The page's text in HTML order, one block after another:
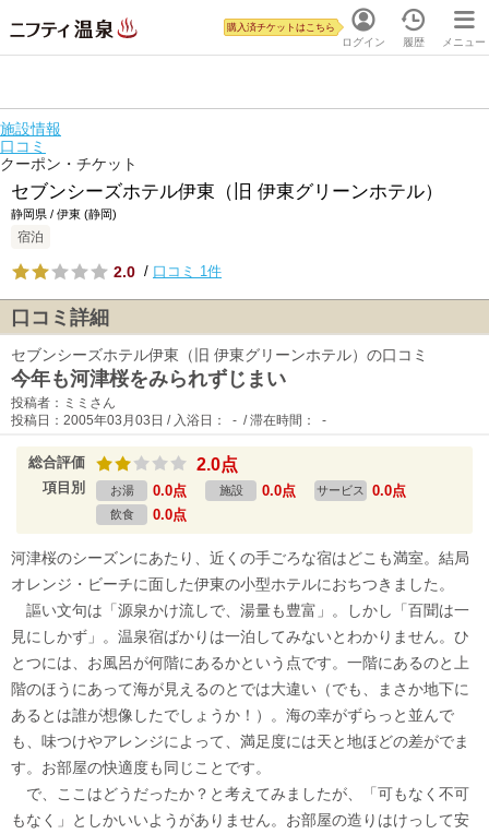
ログイン
購入済チケットはこちら
履歴 メニュー
施設情報
口コミ
クーポン・チケット
セブンシーズホテル伊東（旧 伊東グリーンホテル）
静岡県 / 伊東 (静岡)
宿泊
2.0 / 口コミ 1件
口コミ詳細
セブンシーズホテル伊東（旧 伊東グリーンホテル）の口コミ
今年も河津桜をみられずじまい
投稿者：ミミさん
投稿日：2005年03月03日 / 入浴日： - / 滞在時間： -
総合評価 2.0点
項目別 お湯 0.0点 施設 0.0点 サービス 0.0点
飲食 0.0点
河津桜のシーズンにあたり、近くの手ごろな宿はどこも満室。結局
オレンジ・ビーチに面した伊東の小型ホテルにおちつきました。
謳い文句は「源泉かけ流しで、湯量も豊富」。しかし「百聞は一
見にしかず」。温泉宿ばかりは一泊してみないとわかりません。ひ
とつには、お風呂が何階にあるかという点です。一階にあるのと上
階のほうにあって海が見えるのとでは大違い（でも、まさか地下に
あるとは誰が想像したでしょうか！）。海の幸がずらっと並んで
も、味つけやアレンジによって、満足度には天と地ほどの差がでま
す。お部屋の快適度も同じことです。
で、ここはどうだったか？と考えてみましたが、「可もなく不可
もなく」としかいいようがありません。お部屋の造りはけっして安